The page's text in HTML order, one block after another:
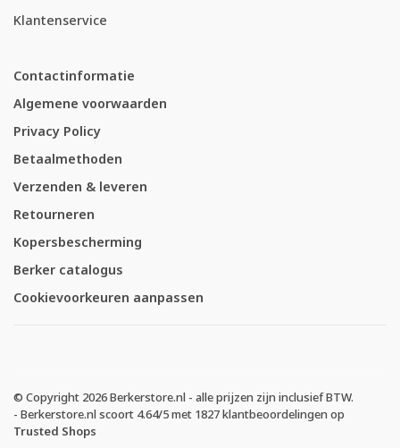
Klantenservice
Contactinformatie
Algemene voorwaarden
Privacy Policy
Betaalmethoden
Verzenden & leveren
Retourneren
Kopersbescherming
Berker catalogus
Cookievoorkeuren aanpassen
© Copyright 2026 Berkerstore.nl - alle prijzen zijn inclusief BTW.
- Berkerstore.nl scoort 4.64/5met 1827klantbeoordelingen op
Trusted Shops